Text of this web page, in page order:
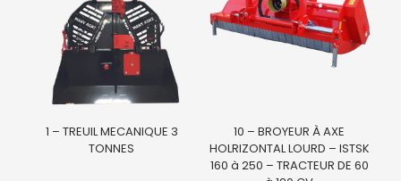
1 – TREUIL MECANIQUE 3
TONNES
10 – BROYEUR À AXE
HOLRIZONTAL LOURD – ISTSK
160 à 250 – TRACTEUR DE 60